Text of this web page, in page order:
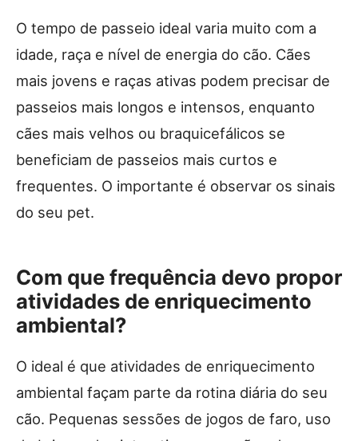
O tempo de passeio ideal varia muito com a
idade, raça e nível de energia do cão. Cães
mais jovens e raças ativas podem precisar de
passeios mais longos e intensos, enquanto
cães mais velhos ou braquicefálicos se
beneficiam de passeios mais curtos e
frequentes. O importante é observar os sinais
do seu pet.
Com que frequência devo propor
atividades de enriquecimento
ambiental?
O ideal é que atividades de enriquecimento
ambiental façam parte da rotina diária do seu
cão. Pequenas sessões de jogos de faro, uso